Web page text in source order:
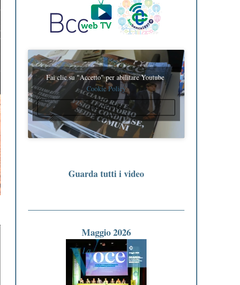
Fai clic su "Accetto" per abilitare Youtube
Cookie Policy
ACCETTO
Guarda tutti i video
Maggio 2026